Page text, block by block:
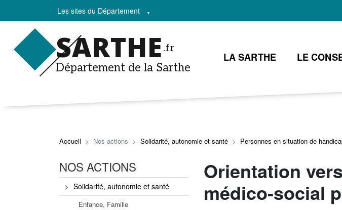
Les sites du Département
SARTHE .fr
Département de la Sarthe
LA SARTHE LE
Accueil Nos actions Solidarité, autonomie et santé Personnes en situation de
Orientation
médico-social
NOS ACTIONS
Solidarité, autonomie et santé
Enfance, Famille